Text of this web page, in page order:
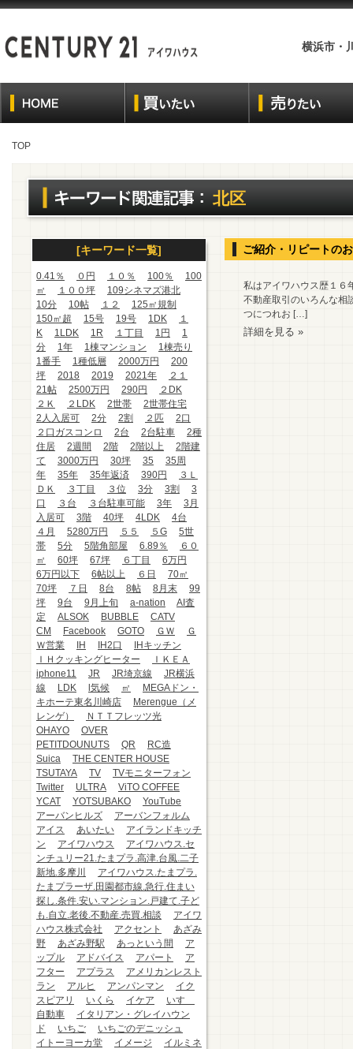
横浜市・
TOP
北区
[キーワード一覧]
0.41％ ０円 １０％ 100％
100
㎡
１００坪
109シネマズ港北
10分
10帖 １２
125㎡規制
150㎡超
15号 19号 1DK
１
K
1LDK 1R １丁目 1円
1
分
1年 1棟マンション
1棟売り
1番手
1種低層 2000万円
200
坪
2018 2019 2021年
２１
21帖
2500万円 290円
２DK
２Ｋ
２LDK 2世帯
2世帯住宅
2人入居可
2分 2割 ２匹
2口
２口ガスコンロ
2台 2台駐車
2種
住居
2週間 2階 2階以上
2階建
て
3000万円 30坪 35
35周
年
35年 35年返済 390円
３Ｌ
ＤＫ
３丁目 ３位 3分 3割
3
口
３台 ３台駐車可能 3年
3月
入居可
3階 40坪 4LDK
4台
４月
5280万円 ５５ ５G
5世
帯
5分 5階角部屋 6.89％
６０
㎡
60坪 67坪 ６丁目
6万円
6万円以下
6帖以上 ６日
70㎡
70坪
７日 8台 8帖 8月末
99
坪
9台 9月上旬 a-nation
AI査
定
ALSOK BUBBLE
CATV
CM
Facebook GOTO ＧＷ
Ｇ
Ｗ営業
IH IH2口
IHキッチン
ＩＨクッキングヒーター
ＩＫＥＡ
iphone11
JR JR埼京線
JR横浜
線
LDK l気候 ㎡
MEGAドン・
キホーテ東名川崎店
Merengue（メ
レンゲ）
ＮＴＴフレッツ光
OHAYO
OVER
PETITDOUNUTS
QR
RC造
Suica
THE CENTER HOUSE
TSUTAYA
TV
TVモニターフォン
Twitter
ULTRA
ViTO COFFEE
YCAT
YOTSUBAKO
YouTube
アーバンヒルズ
アーバンフォルム
アイス
あいたい
アイランドキッチ
ン
アイワハウス
アイワハウス.セ
ンチュリー21.たまプラ.高津.台風.二子
新地.多摩川
アイワハウス.たまプラ.
たまプラーザ.田園都市線.急行.住まい
探し.条件.安い.マンション.戸建て.子ど
も.自立.老後.不動産.売買.相談
アイワ
ハウス株式会社
アクセント
あざみ
野
あざみ野駅 あっという間
ア
ップル
アドバイス アパート
ア
フター
アプラス
アメリカンレスト
ラン
アルヒ アンパンマン
イク
スピアリ
いくら イケア
いすゞ
自動車
イタリアン・グレイハウン
ド
いちご
いちごのデニッシュ
イトーヨーカ堂
イメージ
イルミネ
ご紹介・リピートの
私はアイワハウス歴１６
不動産取引のいろんな相
つにつれお […]
詳細を見る »